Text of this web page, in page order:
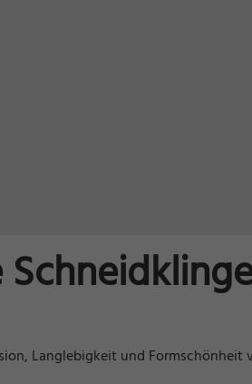
Langlebigkeit und Formschönheit